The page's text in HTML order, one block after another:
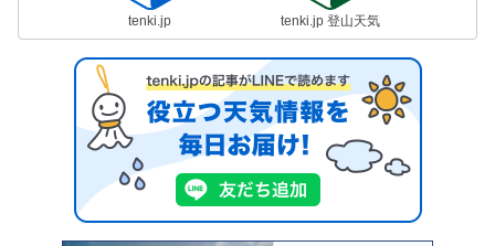
tenki.jp tenki.jp 登山天気